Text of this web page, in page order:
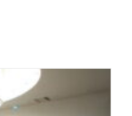
宴演出体験
りフェア♪ 結婚